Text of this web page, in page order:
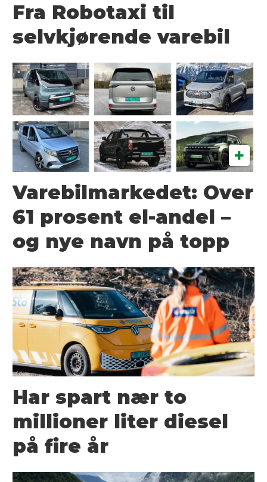
Fra Robotaxi til
selvkjørende varebil
Varebilmarkedet: Over
61 prosent el-andel –
og nye navn på topp
Har spart nær to
millioner liter diesel
på fire år